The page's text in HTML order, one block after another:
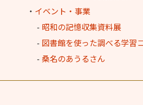
・ イベント・事業
- 昭和の記憶収集資料展
- 図書館を使った調べる学習
- 桑名のあうるさん